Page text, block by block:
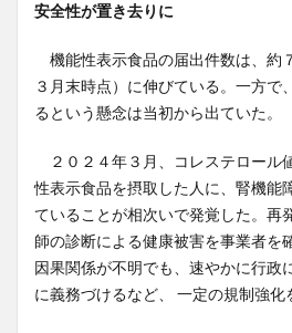
安全性が置き去りに
機能性表示食品の届出件数は、約
３月末時点）に伸びている。一方で
るという懸念は当初から出ていた。
２０２４年３月、コレステロール
性表示食品を摂取した人に、腎機能
ていることが相次いで発覚した。再
師の診断による健康被害を事業者を
因果関係が不明でも、速やかに行政
に義務づけるなど、 一定の規制強化